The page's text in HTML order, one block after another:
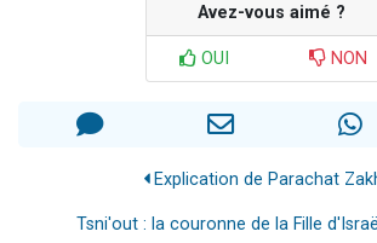
Avez-vous aimé ?
OUI NON
Explication de Parachat
Tsni'out : la couronne de la Fille